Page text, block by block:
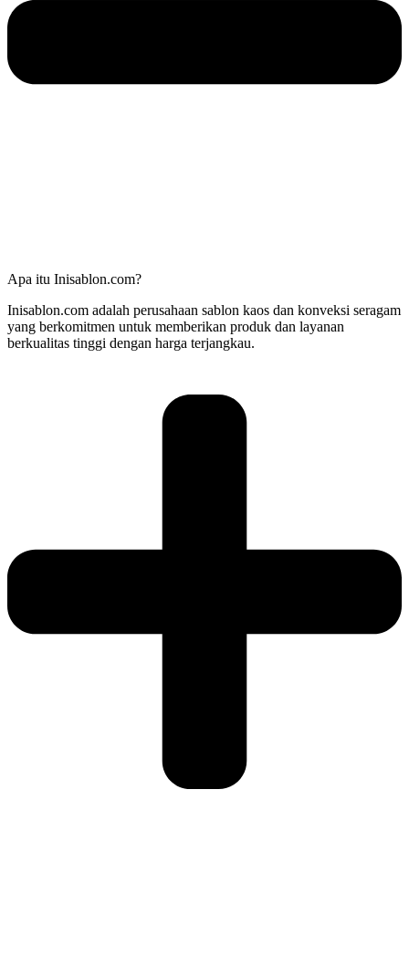
Apa itu Inisablon.com?
Inisablon.com adalah perusahaan sablon kaos dan konveksi seragam
yang berkomitmen untuk memberikan produk dan layanan
berkualitas tinggi dengan harga terjangkau.